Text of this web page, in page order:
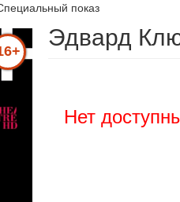
показ
Эдвард
Нет